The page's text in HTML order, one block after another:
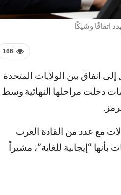
اتفاقًا وشيكًا
166
اتفاق بين الولايات المتحدة
دخلت مراحلها النهائية وسط
مع عدد من القادة العرب
بأنها “إيجابية للغاية”، مشيراً